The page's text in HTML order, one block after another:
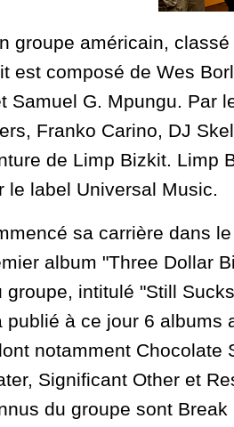
groupe américain,
est composé de Wes
Samuel G. Mpungu. Par
Franko Carino, DJ
de Limp Bizkit. Limp
le label Universal Music.
sa carrière dans
album "Three Dollar
groupe, intitulé "Still
publié à ce jour 6 albums
notamment Chocolate
Significant Other et
du groupe sont